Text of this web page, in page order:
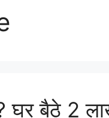
घर बैठे 2